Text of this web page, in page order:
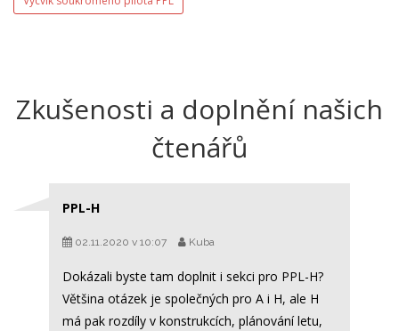
Zkušenosti a doplnění našich
čtenářů
PPL-H
02.11.2020 v 10:07 Kuba
Dokázali byste tam doplnit i sekci pro PPL-H?
Většina otázek je společných pro A i H, ale H
má pak rozdíly v konstrukcích, plánování letu,